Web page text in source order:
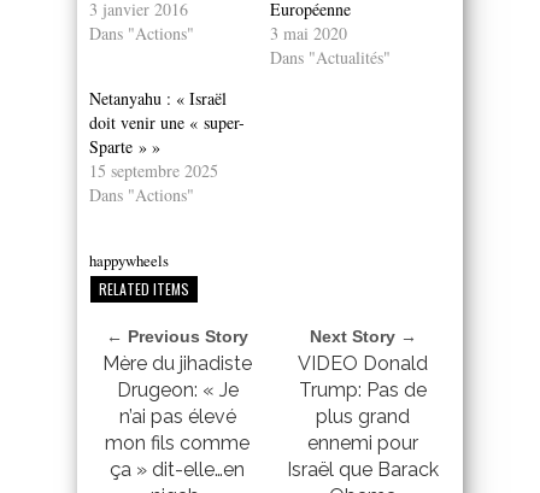
3 janvier 2016
Dans "Actions"
Européenne
3 mai 2020
Dans "Actualités"
Netanyahu : « Israël
doit venir une « super-
Sparte » »
15 septembre 2025
Dans "Actions"
happywheels
RELATED ITEMS
← Previous Story
Mère du jihadiste
Drugeon: « Je
n’ai pas élevé
mon fils comme
ça » dit-elle…en
Next Story →
VIDEO Donald
Trump: Pas de
plus grand
ennemi pour
Israël que Barack